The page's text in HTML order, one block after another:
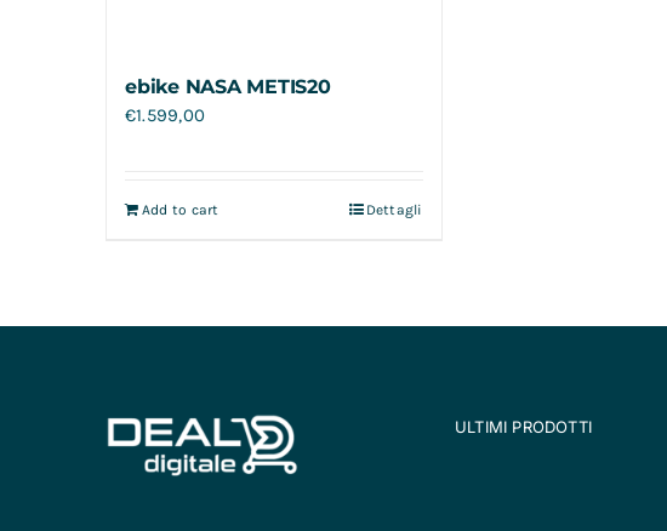
ebike NASA METIS20
€1.599,00
Add to cart Dettagli
ULTIMI PRODOTTI